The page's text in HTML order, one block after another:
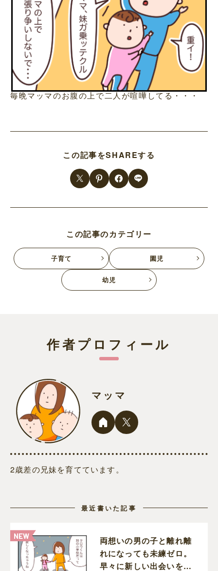
毎晩マッマのお腹の上で二人が喧嘩してる・・・
この記事をSHAREする
この記事のカテゴリー
子育て 園児
幼児
作者プロフィール
マッマ
2歳差の兄妹を育てています。
最近書いた記事
両想いの男の子と離れ離
れになっても未練ゼロ。
早々に新しい出会いを待